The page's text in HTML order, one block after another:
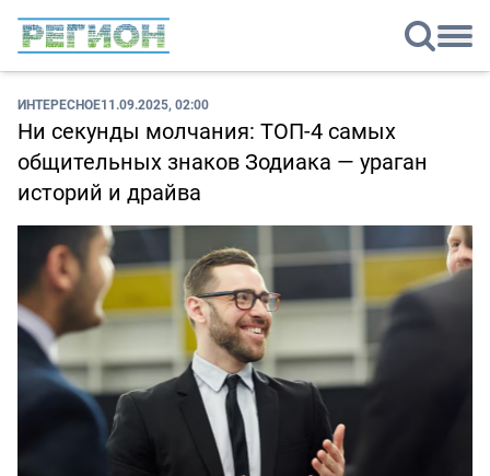
ИНТЕРЕСНОЕ11.09.2025, 02:00
Ни секунды молчания: ТОП-4 самых
общительных знаков Зодиака — ураган
историй и драйва